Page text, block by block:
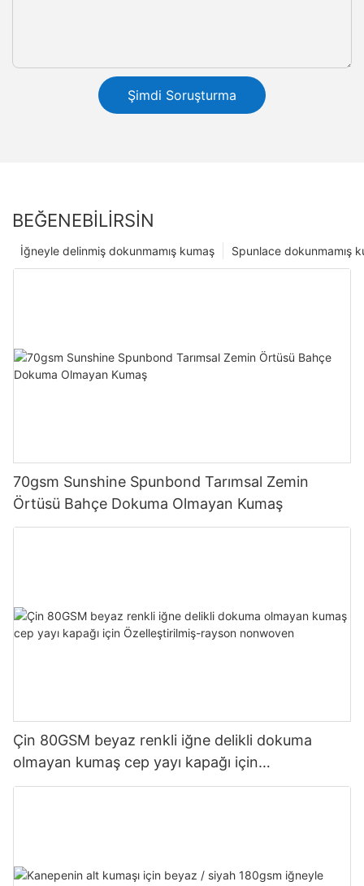
Şimdi Soruşturma
BEĞENEBILIRSIN
Spunlace dokunmamış
İğneyle delinmiş dokunmamış kumaş
70gsm Sunshine Spunbond Tarımsal Zemin
Örtüsü Bahçe Dokuma Olmayan Kumaş
Çin 80GSM beyaz renkli iğne delikli dokuma
olmayan kumaş cep yayı kapağı için
Özelleştirilmiş-rayson nonwoven